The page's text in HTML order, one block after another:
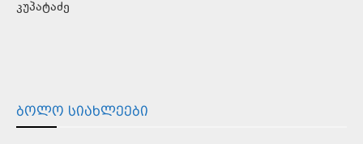
კუპატაძე
ᲑᲝᲚᲝ ᲡᲘᲐᲮᲚᲔᲔᲑᲘ